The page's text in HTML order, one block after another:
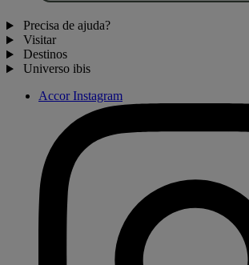
Precisa de ajuda?
Visitar
Destinos
Universo ibis
Accor Instagram